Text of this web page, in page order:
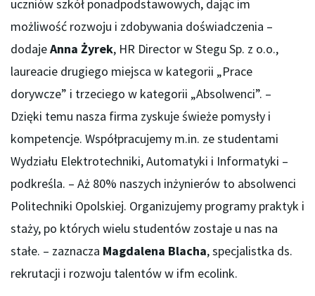
uczniów szkół ponadpodstawowych, dając im
możliwość rozwoju i zdobywania doświadczenia –
dodajeAnna Żyrek, HR Director w Stegu Sp. z o.o.,
laureacie drugiego miejsca w kategorii „Prace
dorywcze” i trzeciego w kategorii „Absolwenci”. –
Dzięki temu nasza firma zyskuje świeże pomysły i
kompetencje. Współpracujemy m.in. ze studentami
Wydziału Elektrotechniki, Automatyki i Informatyki –
podkreśla. – Aż 80% naszych inżynierów to absolwenci
Politechniki Opolskiej. Organizujemy programy praktyk i
staży, po których wielu studentów zostaje u nas na
stałe. – zaznacza Magdalena Blacha, specjalistka ds.
rekrutacji i rozwoju talentów w ifm ecolink.